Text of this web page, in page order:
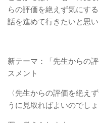
らの評価を絶えず気にす
話を進めて行きたいと思い
新テーマ：「先生からの
スメント
〈先生からの評価を絶え
うに見取ればよいのでしょ